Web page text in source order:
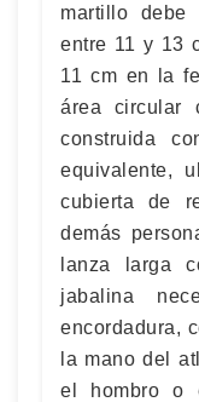
martillo debe
entre 11 y 13
11 cm en la
área circular
construida
equivalente,
cubierta de
demás
lanza larga
jabalina
encordadura,
la mano del
el hombro o